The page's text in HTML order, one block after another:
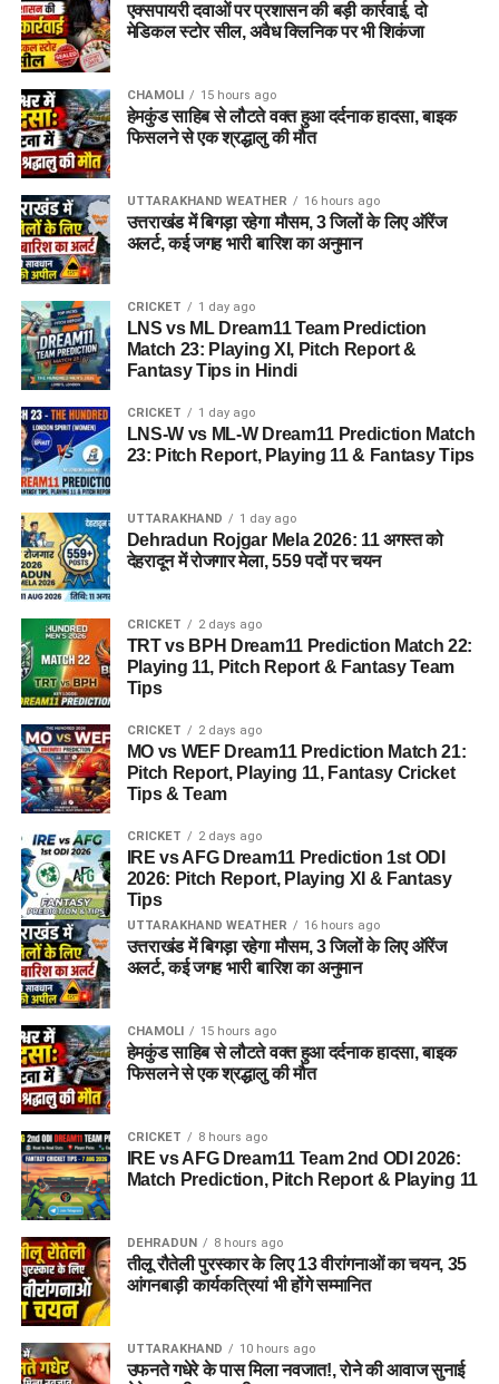
पासपोर्ट साइज फोटो
वैध पहचान पत्र
विभाग ने जिले के सभी योग्य एवं इच्छुक युवाओं से अपील की है कि वे समय
पर अपना पंजीकरण कराकर इस रोजगार अवसर का लाभ उठाएं।
एक्सपायरी दवाओं पर प्रशासन की बड़ी कार्रवाई, दो
मेडिकल स्टोर सील, अवैध क्लिनिक पर भी शिकंजा
CHAMOLI 15 hours ago
हेमकुंड साहिब से लौटते वक्त हुआ दर्दनाक हादसा, बाइक
फिसलने से एक श्रद्धालु की मौत
UTTARAKHAND WEATHER 16 hours ago
उत्तराखंड में बिगड़ा रहेगा मौसम, 3 जिलों के लिए ऑरेंज
अलर्ट, कई जगह भारी बारिश का अनुमान
CRICKET 1 day ago
LNS vs ML Dream11 Team Prediction
Match 23: Playing XI, Pitch Report &
Fantasy Tips in Hindi
CRICKET 1 day ago
LNS-W vs ML-W Dream11 Prediction Match
23: Pitch Report, Playing 11 & Fantasy Tips
UTTARAKHAND 1 day ago
Dehradun Rojgar Mela 2026: 11 अगस्त को
देहरादून में रोजगार मेला, 559 पदों पर चयन
CRICKET 2 days ago
TRT vs BPH Dream11 Prediction Match 22:
Playing 11, Pitch Report & Fantasy Team
Tips
CRICKET 2 days ago
MO vs WEF Dream11 Prediction Match 21:
Pitch Report, Playing 11, Fantasy Cricket
Tips & Team
CRICKET 2 days ago
IRE vs AFG Dream11 Prediction 1st ODI
2026: Pitch Report, Playing XI & Fantasy
Tips
UTTARAKHAND WEATHER 16 hours ago
उत्तराखंड में बिगड़ा रहेगा मौसम, 3 जिलों के लिए ऑरेंज
अलर्ट, कई जगह भारी बारिश का अनुमान
CHAMOLI 15 hours ago
हेमकुंड साहिब से लौटते वक्त हुआ दर्दनाक हादसा, बाइक
फिसलने से एक श्रद्धालु की मौत
CRICKET 8 hours ago
IRE vs AFG Dream11 Team 2nd ODI 2026:
Match Prediction, Pitch Report & Playing 11
DEHRADUN 8 hours ago
तीलू रौतेली पुरस्कार के लिए 13 वीरांगनाओं का चयन, 35
आंगनबाड़ी कार्यकत्रियां भी होंगे सम्मानित
UTTARAKHAND 10 hours ago
उफनते गधेरे के पास मिला नवजात!, रोने की आवाज सुनाई